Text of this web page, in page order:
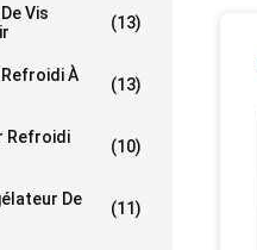
Vis
(13)
À
(13)
Refroidi
(10)
De
(11)